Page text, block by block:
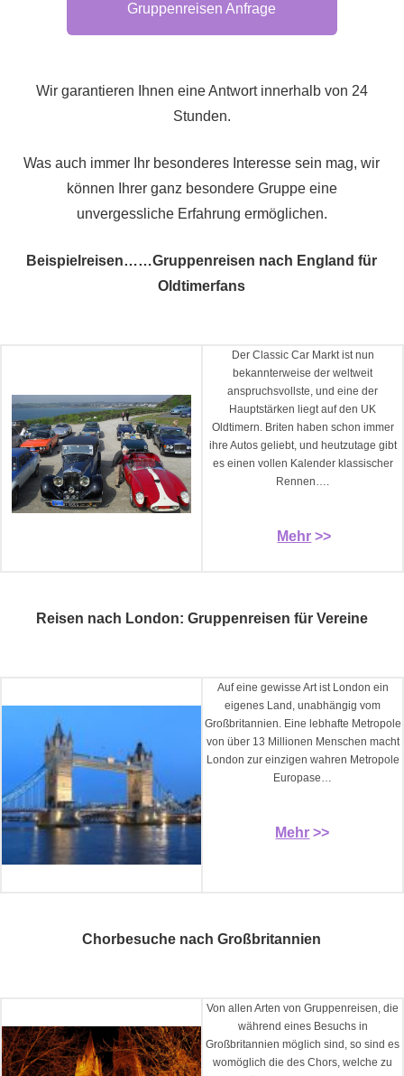
Gruppenreisen Anfrage
Wir garantieren Ihnen eine Antwort innerhalb von 24
Stunden.
Was auch immer Ihr besonderes Interesse sein mag, wir
können Ihrer ganz besondere Gruppe eine
unvergessliche Erfahrung ermöglichen.
Beispielreisen……Gruppenreisen nach England für
Oldtimerfans
Der Classic Car Markt ist nun
bekannterweise der weltweit
anspruchsvollste, und eine der
Hauptstärken liegt auf den UK
Oldtimern. Briten haben schon immer
ihre Autos geliebt, und heutzutage gibt
es einen vollen Kalender klassischer
Rennen….
Mehr >>
Reisen nach London: Gruppenreisen für Vereine
Auf eine gewisse Art ist London ein
eigenes Land, unabhängig vom
Großbritannien. Eine lebhafte Metropole
von über 13 Millionen Menschen macht
London zur einzigen wahren Metropole
Europase…
Mehr >>
Chorbesuche nach Großbritannien
Von allen Arten von Gruppenreisen, die
während eines Besuchs in
Großbritannien möglich sind, so sind es
womöglich die des Chors, welche zu